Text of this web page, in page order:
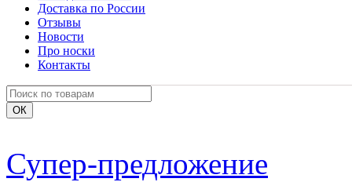
Доставка по России
Отзывы
Новости
Про носки
Контакты
Супер-предложение